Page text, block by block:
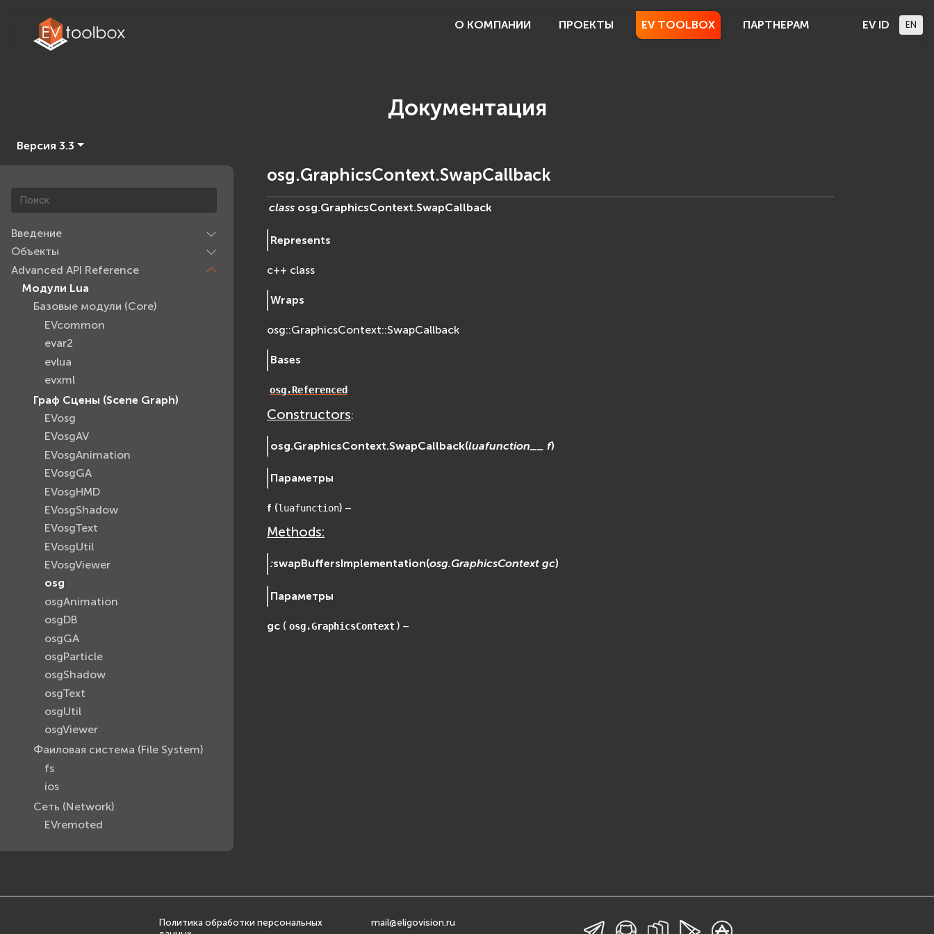
О КОМПАНИИ ПРОЕКТЫ EV TOOLBOX ПАРТНЕРАМ EV ID EN
Документация
Версия 3.3
Введение
Объекты
Advanced API Reference
Модули Lua
Базовые модули (Core)
EVcommon
evar2
evlua
evxml
Граф Сцены (Scene Graph)
EVosg
EVosgAV
EVosgAnimation
EVosgGA
EVosgHMD
EVosgShadow
EVosgText
EVosgUtil
EVosgViewer
osg
osgAnimation
osgDB
osgGA
osgParticle
osgShadow
osgText
osgUtil
osgViewer
Фаиловая система (File System)
fs
ios
Сеть (Network)
EVremoted
osg.GraphicsContext.SwapCallback
class osg.GraphicsContext.SwapCallback
Represents
c++ class
Wraps
osg::GraphicsContext::SwapCallback
Bases
osg.Referenced
Constructors:
osg.GraphicsContext.SwapCallback(luafunction__ f)
Параметры
f (luafunction) –
Methods:
:swapBuffersImplementation(osg.GraphicsContext gc)
Параметры
gc ( osg.GraphicsContext ) –
Политика обработки персональных
mail@eligovision.ru